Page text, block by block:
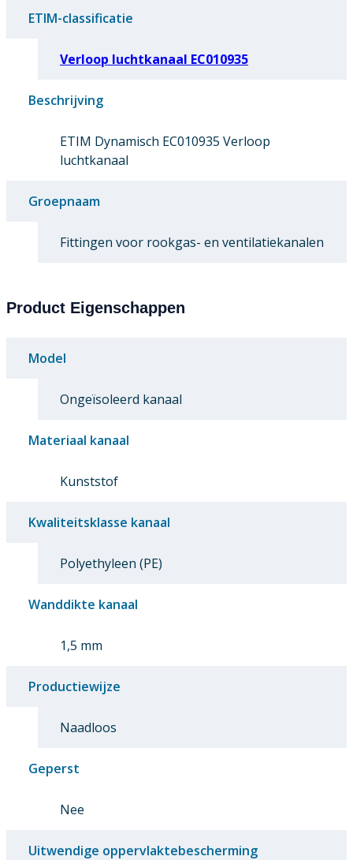
ETIM-classificatie
Verloop luchtkanaal EC010935
Beschrijving
ETIM Dynamisch EC010935 Verloop
luchtkanaal
Groepnaam
Fittingen voor rookgas- en ventilatiekanalen
Product Eigenschappen
Model
Ongeïsoleerd kanaal
Materiaal kanaal
Kunststof
Kwaliteitsklasse kanaal
Polyethyleen (PE)
Wanddikte kanaal
1,5 mm
Productiewijze
Naadloos
Geperst
Nee
Uitwendige oppervlaktebescherming